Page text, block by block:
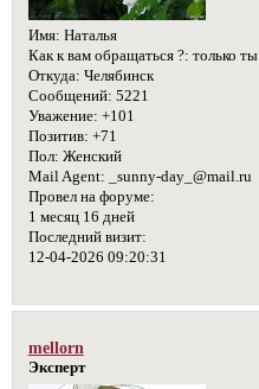
Имя: Наталья
Как к вам обращаться ?: только ты
Откуда: Челябинск
Сообщений: 5221
Уважение: +101
Позитив: +71
Пол: Женский
Mail Agent: _sunny-day_@mail.ru
Провел на форуме:
1 месяц 16 дней
Последний визит:
12-04-2026 09:20:31
mellorn
Эксперт